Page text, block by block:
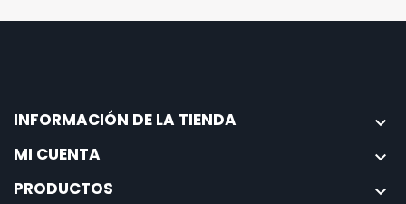
INFORMACIÓN DE LA TIENDA

MI CUENTA

PRODUCTOS
